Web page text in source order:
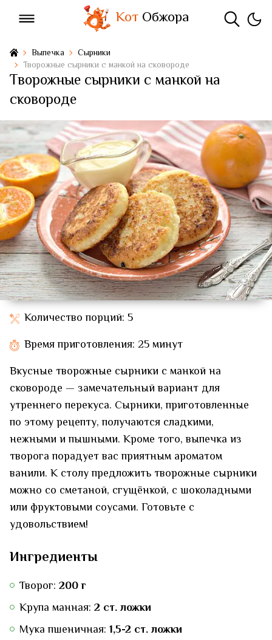
КотОбжора
Выпечка
Сырники
Творожные сырники с манкой на сковороде
Творожные сырники с манкой на
сковороде
Количество порций: 5
Время приготовления: 25 минут
Вкусные творожные сырники с манкой на
сковороде — замечательный вариант для
утреннего перекуса. Сырники, приготовленные
по этому рецепту, получаются сладкими,
нежными и пышными. Кроме того, выпечка из
творога порадует вас приятным ароматом
ванили. К столу предложить творожные сырники
можно со сметаной, сгущёнкой, с шоколадными
или фруктовыми соусами. Готовьте с
удовольствием!
Ингредиенты
Творог: 200 г
Крупа манная: 2 ст. ложки
Мука пшеничная: 1,5-2 ст. ложки